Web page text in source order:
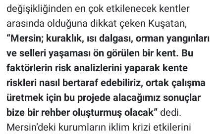
değişikliğinden en çok etkilenecek kentler
arasında olduğuna dikkat çeken Kuşatan,
“Mersin; kuraklık, ısı dalgası, orman yangınları
ve selleri yaşaması ön görülen bir kent. Bu
faktörlerin risk analizlerini yaparak kente
riskleri nasıl bertaraf edebiliriz, ortak çalışma
üretmek için bu projede alacağımız sonuçlar
bize bir rehber oluşturmuş olacak”dedi.
Mersin’deki kurumların iklim krizi etkilerini